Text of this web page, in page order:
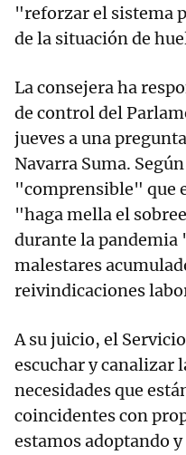
"reforzar el sistema
de la situación de
La consejera ha
de control del
jueves a una
Navarra Suma.
"comprensible" que
"haga mella el
durante la pandemia
malestares
reivindicaciones
A su juicio, el
escuchar y canalizar
necesidades que
coincidentes con
estamos adoptando